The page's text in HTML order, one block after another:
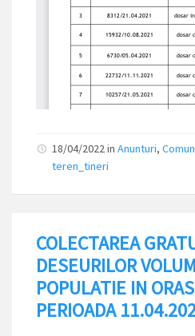
18/04/2022in Anunturi,
teren_tineri
COLECTAREA
DESEURILOR
POPULATIE IN
PERIOADA